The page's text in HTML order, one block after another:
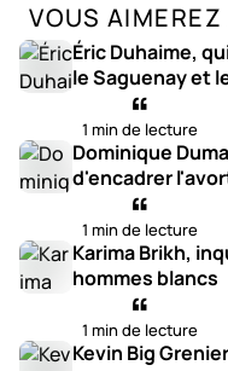
VOUS
Éric Duhaime,
le Saguenay et
1 min de lecture
Dominique
d'encadrer
1 min de lecture
Karima Brikh,
hommes blancs
1 min de lecture
Kevin Big